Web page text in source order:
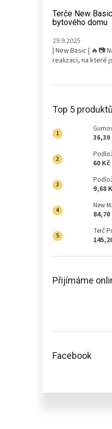
Terče New
bytového domu
29.9.2025
| New Basic | 🔥📷
realizaci, na které
Top 5 produktů
36,30
60 Kč
9,68
New
84,70
Terč
Přijímáme
Facebook